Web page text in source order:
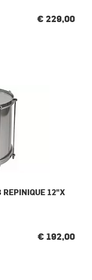
€ 229,00
REPINIQUE 12"X
€ 192,00